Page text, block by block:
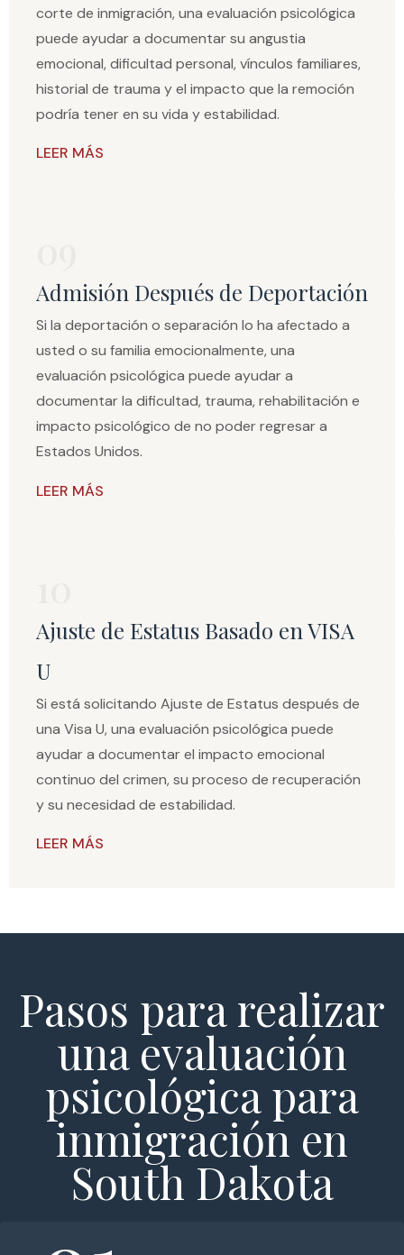
corte de inmigración, una evaluación psicológica
puede ayudar a documentar su angustia
emocional, dificultad personal, vínculos familiares,
historial de trauma y el impacto que la remoción
podría tener en su vida y estabilidad.
LEER MÁS
Admisión Después de Deportación
Si la deportación o separación lo ha afectado a
usted o su familia emocionalmente, una
evaluación psicológica puede ayudar a
documentar la dificultad, trauma, rehabilitación e
impacto psicológico de no poder regresar a
Estados Unidos.
LEER MÁS
Ajuste de Estatus Basado en VISA
U
Si está solicitando Ajuste de Estatus después de
una Visa U, una evaluación psicológica puede
ayudar a documentar el impacto emocional
continuo del crimen, su proceso de recuperación
y su necesidad de estabilidad.
LEER MÁS
Pasos para realizar
una evaluación
psicológica para
inmigración en
South Dakota